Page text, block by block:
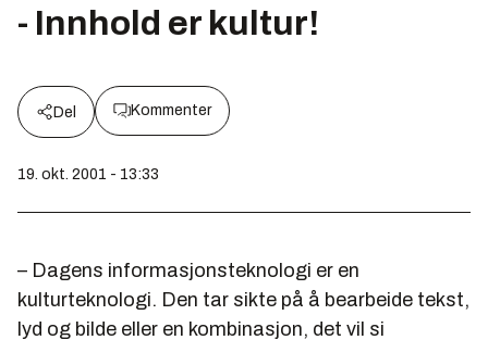
- Innhold er kultur!
Del Kommenter
19. okt. 2001 - 13:33
– Dagens informasjonsteknologi er en
kulturteknologi. Den tar sikte på å bearbeide tekst,
lyd og bilde eller en kombinasjon, det vil si